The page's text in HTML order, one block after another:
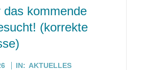
das kommende
(korrekte
IN: AKTUELLES